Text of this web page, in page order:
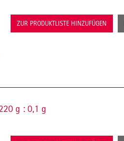
ZUR PRODUKTLISTE HINZUFÜGEN
g : 0,1 g